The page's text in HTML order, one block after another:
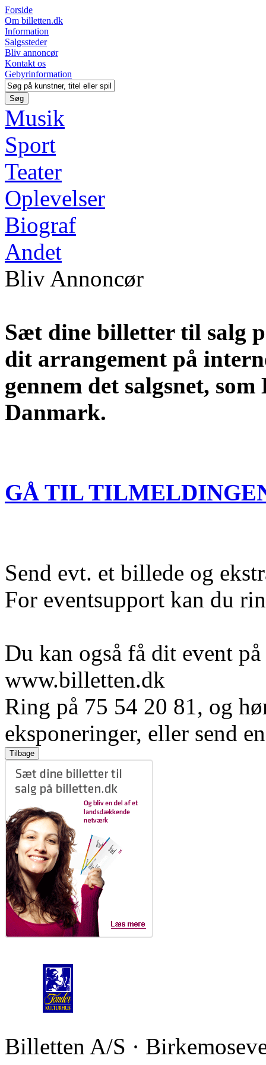
Forside
Om billetten.dk
Information
Salgssteder
Bliv annoncør
Kontakt os
Gebyrinformation
Musik
Sport
Teater
Oplevelser
Biograf
Andet
Bliv Annoncør
Sæt dine billetter til salg
dit arrangement på
gennem det salgsnet,
Danmark.
GÅ TIL
Send evt. et billede og
For eventsupport kan du
Du kan også få dit event
www.billetten.dk
Ring på 75 54 20 81, og
eksponeringer, eller send
Billetten A/S ·